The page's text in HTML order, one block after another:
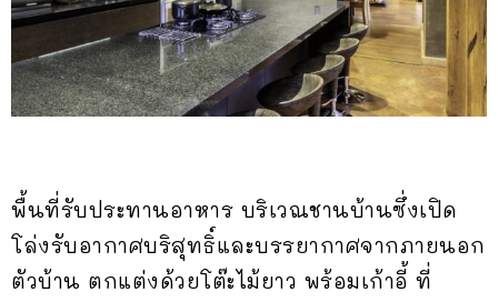
พื้นที่รับประทานอาหาร บริเวณชานบ้านซึ่งเปิด
โล่งรับอากาศบริสุทธิ์และบรรยากาศจากภายนอก
ตัวบ้าน ตกแต่งด้วยโต๊ะไม้ยาว พร้อมเก้าอี้ ที่